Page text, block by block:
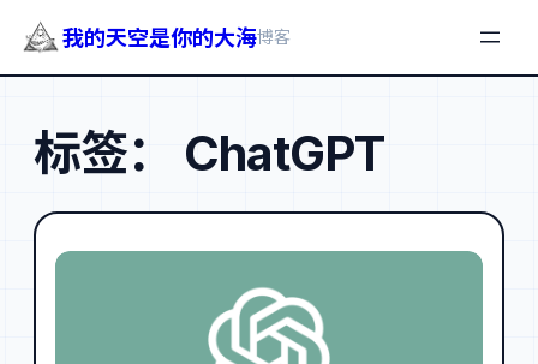
我的天空是你的大海博客
标签： ChatGPT